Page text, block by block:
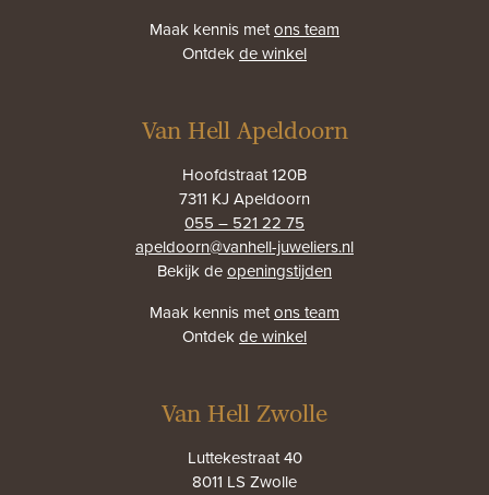
Maak kennis metons team
Ontdekde winkel
Van Hell Apeldoorn
Hoofdstraat 120B
7311 KJ Apeldoorn
055 – 521 22 75
apeldoorn@vanhell-juweliers.nl
Bekijk deopeningstijden
Maak kennis metons team
Ontdekde winkel
Van Hell Zwolle
Luttekestraat 40
8011 LS Zwolle